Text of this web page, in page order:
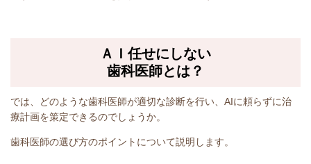
ＡＩ任せにしない
歯科医師とは？
では、どのような歯科医師が適切な診断を行い、AIに頼らずに治
療計画を策定できるのでしょうか。
歯科医師の選び方のポイントについて説明します。